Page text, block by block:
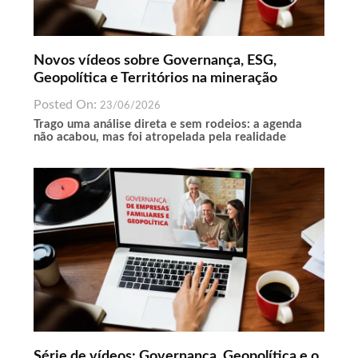
Novos vídeos sobre Governança, ESG,
Geopolítica e Territórios na mineração
Posted On: 23/06/2026
Trago uma análise direta e sem rodeios: a agenda
não acabou, mas foi atropelada pela realidade